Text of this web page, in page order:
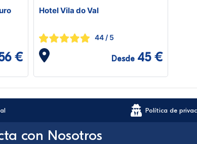
€
Hotel Vila do Val
44 / 5
Desde 45 €
Política de
con Nosotros